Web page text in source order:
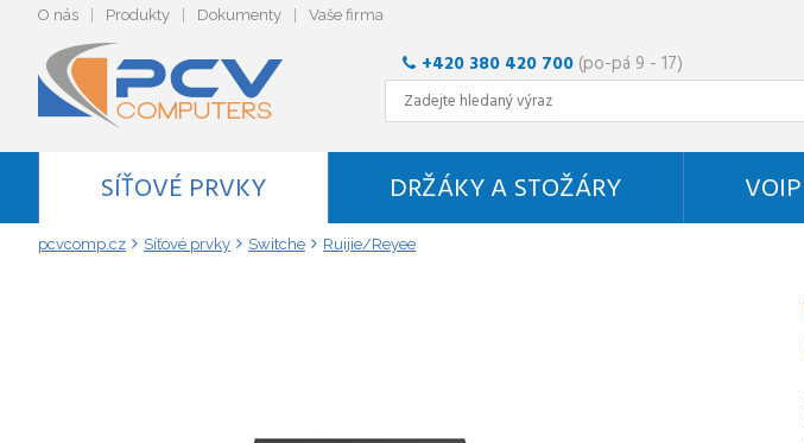
O nás Produkty Dokumenty Vaše firma
+420 380 420 700 (po-pá 9 - 17)
SÍŤOVÉ PRVKY DRŽÁKY A STOŽÁRY VOIP
pcvcomp.cz Síťové prvky Switche Ruijie/Reyee